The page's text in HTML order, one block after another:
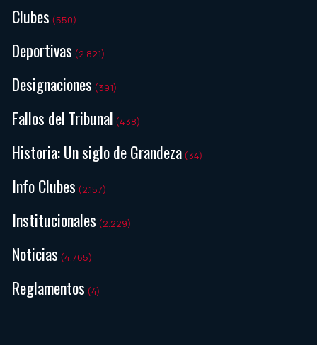
Clubes (550)
Deportivas (2.821)
Designaciones (391)
Fallos del Tribunal (438)
Historia: Un siglo de Grandeza (34)
Info Clubes (2.157)
Institucionales (2.229)
Noticias (4.765)
Reglamentos (4)